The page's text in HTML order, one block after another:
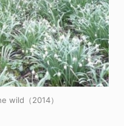
wild（2014）